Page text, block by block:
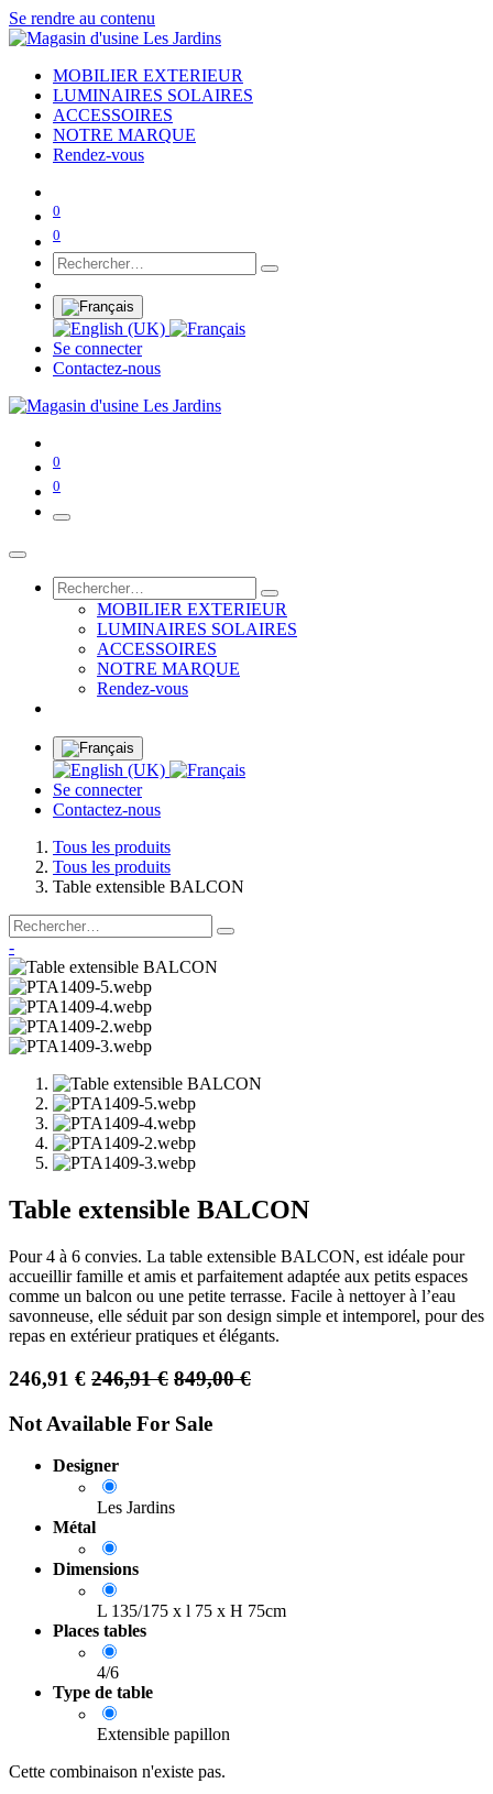
Se rendre au contenu
MOBILIER EXTERIEUR
LUMINAIRES SOLAIRES
ACCESSOIRES
NOTRE MARQUE
Rendez-vous
0
0
Se connecter
Contactez-nous
0
0
MOBILIER EXTERIEUR
LUMINAIRES SOLAIRES
ACCESSOIRES
NOTRE MARQUE
Rendez-vous
Se connecter
Contactez-nous
Tous les produits
Tous les produits
Table extensible BALCON
-
Table extensible BALCON
Pour 4 à 6 convies. La table extensible BALCON, est idéale pour
accueillir famille et amis et parfaitement adaptée aux petits espaces
comme un balcon ou une petite terrasse. Facile à nettoyer à l’eau
savonneuse, elle séduit par son design simple et intemporel, pour des
repas en extérieur pratiques et élégants.
246,91 € 246,91€ 849,00€
Not Available For Sale
Designer
Les Jardins
Métal
Dimensions
L 135/175 x l 75 x H 75cm
Places tables
4/6
Type de table
Extensible papillon
Cette combinaison n'existe pas.